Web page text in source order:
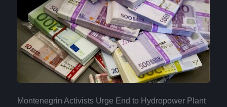
Montenegrin Activists Urge End to Hydropower Plant